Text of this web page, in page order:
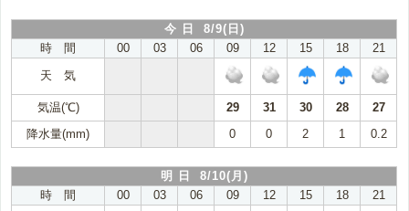
今 日 8/9(日)
時 間
00 03 06 09 12 15 18
21
天 気
気温(℃) 29 31 30 28
27
降水量(mm)
0 0 2 1 0.2
明 日 8/10(月)
時 間
00 03 06 09 12 15 18
21